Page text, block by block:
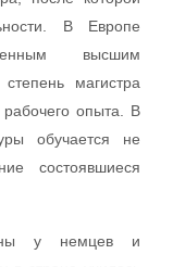
В Европе
высшим
магистра
опыта. В
обучается не
состоявшиеся
у немцев и